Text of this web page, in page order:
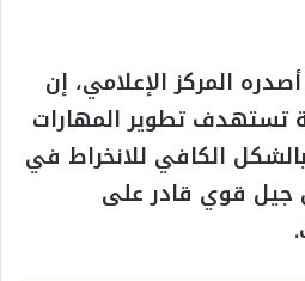
المركز الإعلامي، إن
تستهدف تطوير المهارات
الكافي للانخراط في
جيل قوي قادر على